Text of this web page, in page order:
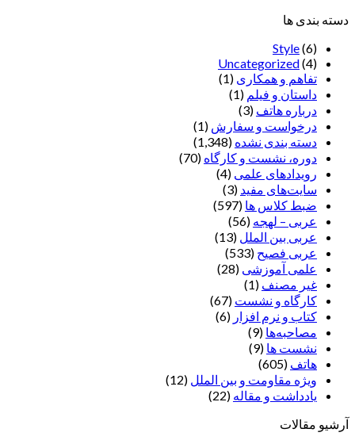
دسته بندی ها
Style(6)
Uncategorized(4)
تفاهم و همکاری (1)
داستان و فیلم (1)
درباره هاتف (3)
درخواست و سفارش (1)
دسته بندی نشده (1,348)
دوره، نشست و کارگاه (70)
رویدادهای علمی (4)
سایت‌های مفید (3)
ضبط کلاس ها (597)
عربی – لهجه (56)
عربی بین الملل (13)
عربی فصیح (533)
علمی آموزشی (28)
غير مصنف (1)
کارگاه و نشست (67)
کتاب و نرم افزار (6)
مصاحبه‌ها (9)
نشست ها (9)
هاتف (605)
ویژه مقاومت و بین الملل (12)
یادداشت‌ و مقاله (22)
آرشیو مقالات